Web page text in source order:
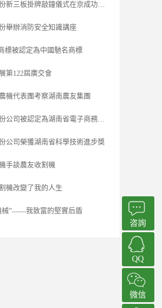
農友股份新三板掛牌敲鐘儀式在京成功舉行
舉辦消防安全知識講座
標被認定為中國馳名商標
第122屆廣交會
機代表團考察湖南農友集團
農友股份公司被認定為湖南省電子商務企業
公司榮獲湖南省科學技術進步獎
手談農友收割機
機改變了我的人生
械”——我致富的堅實后盾
咨詢
QQ
微信